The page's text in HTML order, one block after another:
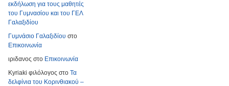
εκδήλωση για τους μαθητές
του Γυμνασίου και του ΓΕΛ
Γαλαξιδίου
Γυμνάσιο Γαλαξιδίου στο
Επικοινωνία
ιριδανος στο Επικοινωνία
Kyriaki φιλόλογος στο Τα
δελφίνια του Κορινθιακού –